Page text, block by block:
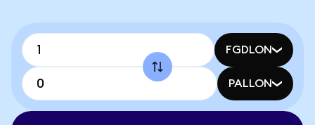
FGDLON
PALLON